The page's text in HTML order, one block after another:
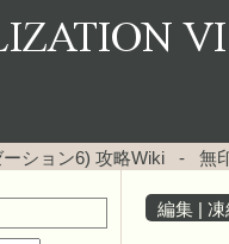
ション6) 攻略Wiki - 無
編集 凍